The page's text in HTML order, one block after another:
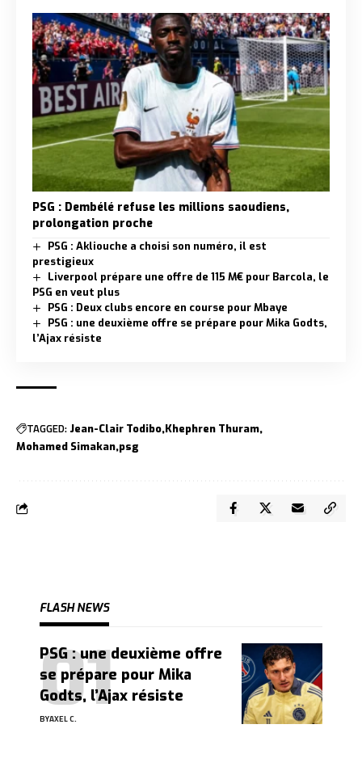
PSG : Dembélé refuse les millions saoudiens,
prolongation proche
PSG : Akliouche a choisi son numéro, il est
prestigieux
Liverpool prépare une offre de 115 M€ pour Barcola, le
PSG en veut plus
PSG : Deux clubs encore en course pour Mbaye
PSG : une deuxième offre se prépare pour Mika Godts,
l’Ajax résiste
TAGGED: Jean-Clair Todibo Khephren Thuram
Mohamed Simakan psg
FLASH NEWS
PSG : une deuxième offre
se prépare pour Mika
Godts, l’Ajax résiste
BYAXEL C.